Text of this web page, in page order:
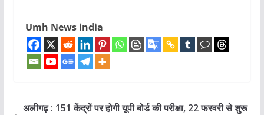
Umh News india
अलीगढ़ : 151 केंद्रों पर होगी यूपी बोर्ड की परीक्षा, 22 फरवरी से शुरू